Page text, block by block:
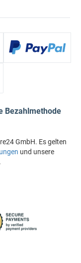
Bezahlmethode
GmbH. Es gelten
und unsere
.